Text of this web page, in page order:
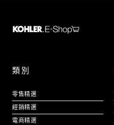
類別
零售精選
經銷精選
電商精選